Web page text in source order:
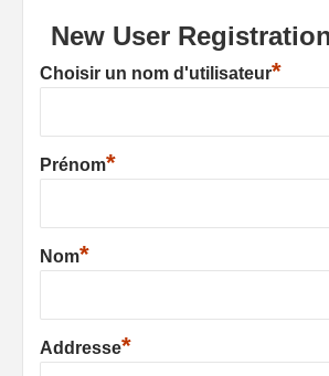
New User
Choisir un nom d'utilisateur*
Prénom*
Nom*
Addresse*